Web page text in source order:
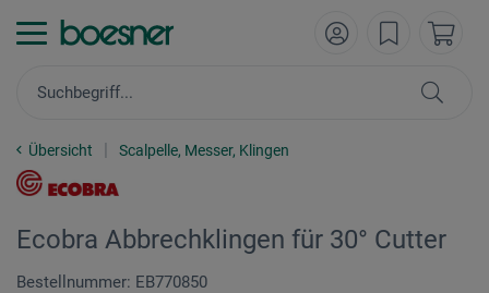
Übersicht Scalpelle, Messer, Klingen
Ecobra Abbrechklingen für 30° Cutter
Bestellnummer: EB770850